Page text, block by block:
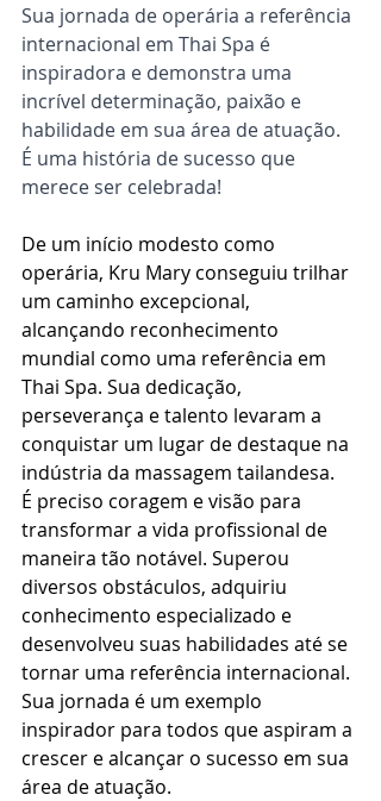
Sua jornada de operária a referência
internacional em Thai Spa é
inspiradora e demonstra uma
incrível determinação, paixão e
habilidade em sua área de atuação.
É uma história de sucesso que
merece ser celebrada!
De um início modesto como
operária, Kru Mary conseguiu trilhar
um caminho excepcional,
alcançando reconhecimento
mundial como uma referência em
Thai Spa. Sua dedicação,
perseverança e talento levaram a
conquistar um lugar de destaque na
indústria da massagem tailandesa.
É preciso coragem e visão para
transformar a vida profissional de
maneira tão notável. Superou
diversos obstáculos, adquiriu
conhecimento especializado e
desenvolveu suas habilidades até se
tornar uma referência internacional.
Sua jornada é um exemplo
inspirador para todos que aspiram a
crescer e alcançar o sucesso em sua
área de atuação.